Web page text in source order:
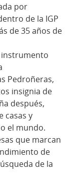
por
de la IGP
de 35 años de
instrumento
Pedroñeras,
insignia de
después,
casas y
el mundo.
que marcan
de
de la